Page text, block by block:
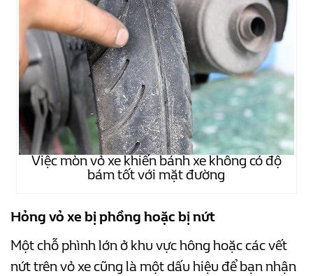
Việc mòn vỏ xe khiến bánh xe không có độ
bám tốt với mặt đường
Hỏng vỏ xe bị phồng hoặc bị nứt
Một chỗ phình lớn ở khu vực hông hoặc các vết
nứt trên vỏ xe cũng là một dấu hiệu để bạn nhận